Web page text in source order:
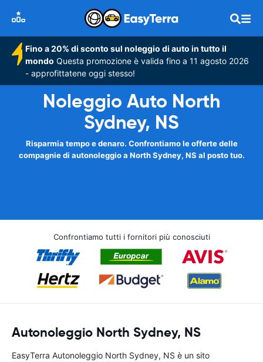
Fino a 20% di sconto sul noleggio di auto in tutto il
mondo Questa promozione è valida fino a 11 agosto 2026
- approfittatene oggi stesso!
Noleggio Auto North
Sydney, NS
Risparmia tempo e denaro. Confrontiamo le offerte delle
compagnie di autonoleggio a North Sydney, NS al posto tuo.
Confrontiamo tutti i fornitori più conosciuti
Autonoleggio North Sydney, NS
EasyTerra Autonoleggio North Sydney, NS è un sito